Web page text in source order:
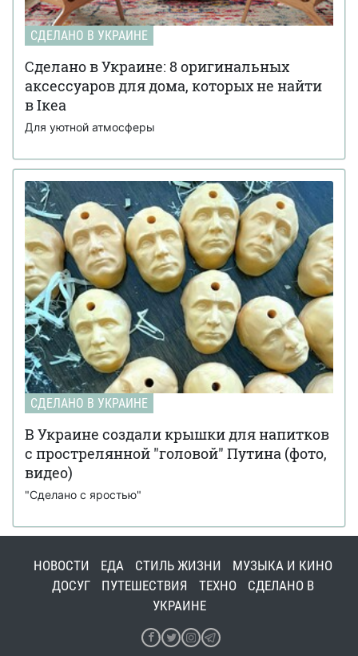
СДЕЛАНО В УКРАИНЕ
Сделано в Украине: 8 оригинальных
аксессуаров для дома, которых не найти
в Ікеа
Для уютной атмосферы
СДЕЛАНО В УКРАИНЕ
В Украине создали крышки для напитков
с прострелянной "головой" Путина (фото,
видео)
"Сделано с яростью"
НОВОСТИ ЕДА СТИЛЬ ЖИЗНИ
МУЗЫКА И КИНО
ДОСУГ
ПУТЕШЕСТВИЯ ТЕХНО
СДЕЛАНО В
УКРАИНЕ